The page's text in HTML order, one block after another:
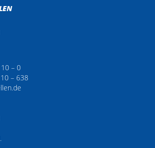
– 0
– 638